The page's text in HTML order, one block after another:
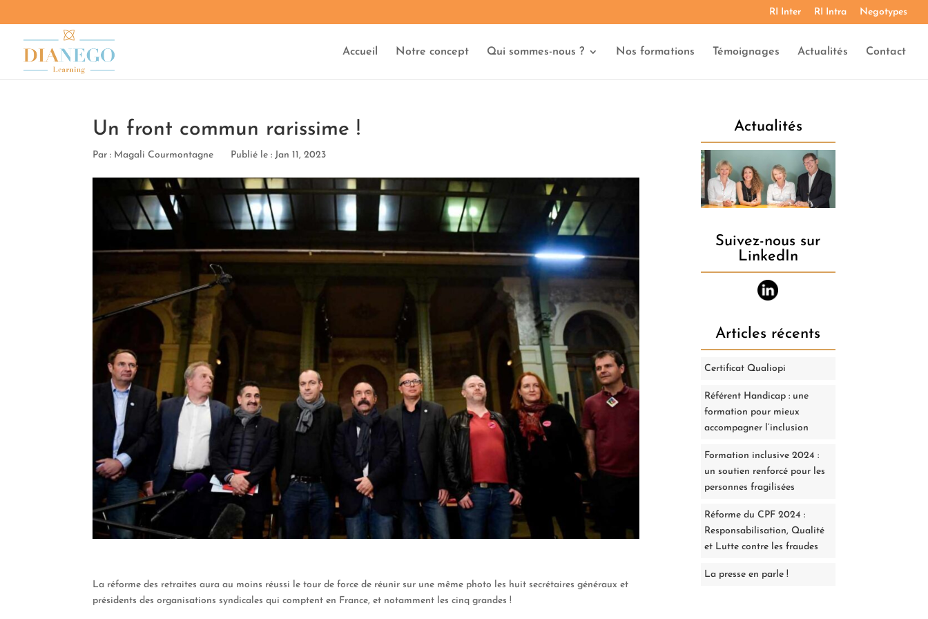
RI Inter RI Intra Negotypes
Accueil Notre concept Qui sommes-nous ? Nos formations Témoignages Actualités Contact
Un front commun rarissime !
Par : Magali Courmontagne Publié le : Jan 11, 2023
La réforme des retraites aura au moins réussi le tour de force de réunir sur une même photo les huit secrétaires généraux et
présidents des organisations syndicales qui comptent en France, et notamment les cinq grandes !
Actualités
Suivez-nous sur
LinkedIn
Articles récents
Certificat Qualiopi
Référent Handicap : une
formation pour mieux
accompagner l’inclusion
Formation inclusive 2024 :
un soutien renforcé pour les
personnes fragilisées
Réforme du CPF 2024 :
Responsabilisation, Qualité
et Lutte contre les fraudes
La presse en parle !